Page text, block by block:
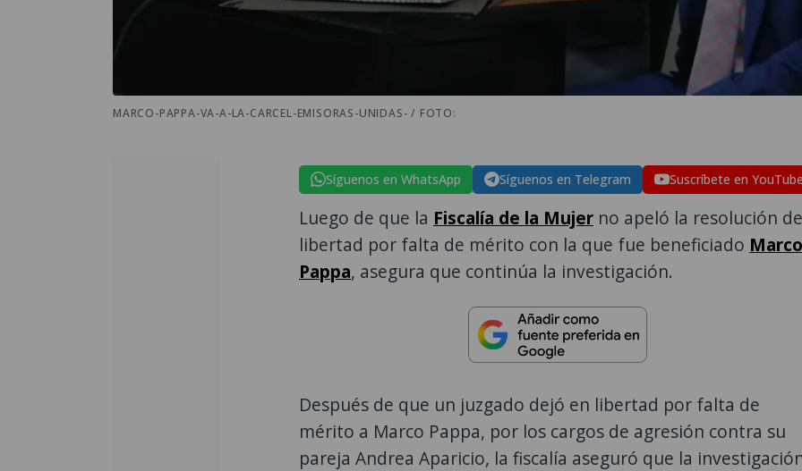
MARCO-PAPPA-VA-A-LA-CARCEL-EMISORAS-UNIDAS- / FOTO:
Síguenos en WhatsApp Síguenos en Telegram Suscríbete en
Luego de que la Fiscalía de la Mujer no apeló la resolución de
libertad por falta de mérito con la que fue beneficiado Marco
Pappa, asegura que continúa la investigación.
Después de que un juzgado dejó en libertad por falta de
mérito a Marco Pappa, por los cargos de agresión contra su
pareja Andrea Aparicio, la fiscalía aseguró que la